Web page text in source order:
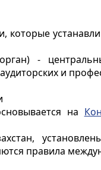
которые
-
и
на
правила